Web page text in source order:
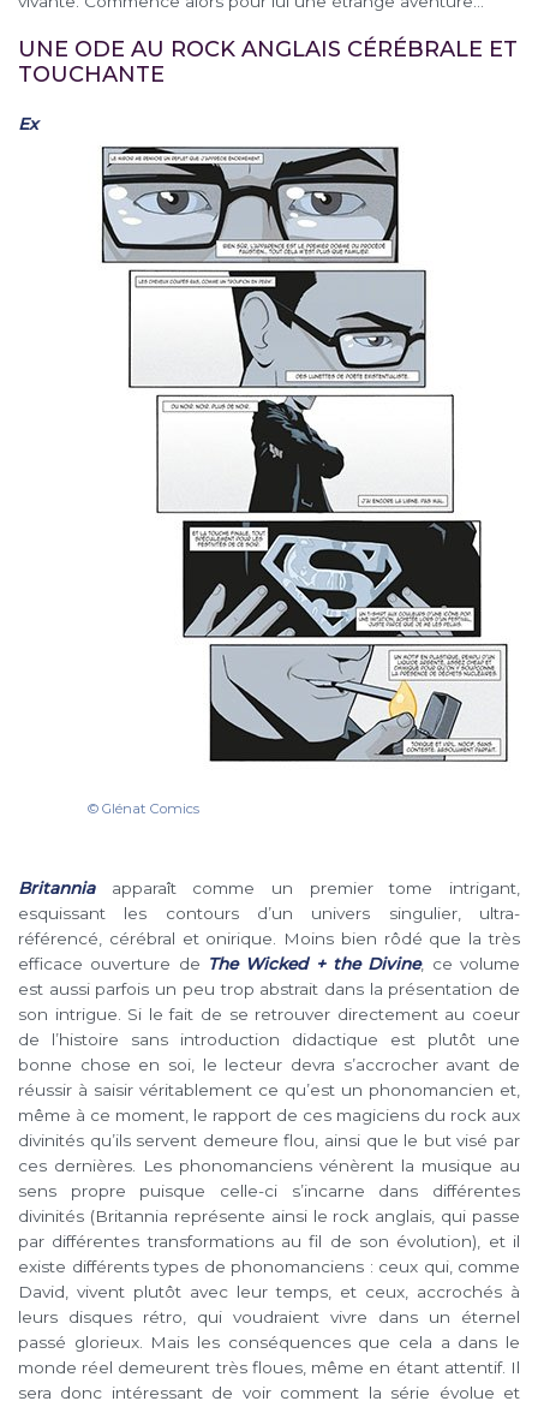
UNE ODE AU ROCK ANGLAIS CÉRÉBRALE ET
TOUCHANTE
© Glénat Comics
Ex
Britanniaapparaît comme un premier tome intrigant,
esquissant les contours d’un univers singulier, ultra-
référencé, cérébral et onirique. Moins bien rôdé que la très
efficace ouverture de The Wicked + the Divine, ce volume
est aussi parfois un peu trop abstrait dans la présentation de
son intrigue. Si le fait de se retrouver directement au coeur
de l’histoire sans introduction didactique est plutôt une
bonne chose en soi, le lecteur devra s’accrocher avant de
réussir à saisir véritablement ce qu’est un phonomancien et,
même à ce moment, le rapport de ces magiciens du rock aux
divinités qu’ils servent demeure flou, ainsi que le but visé par
ces dernières. Les phonomanciens vénèrent la musique au
sens propre puisque celle-ci s’incarne dans différentes
divinités (Britannia représente ainsi le rock anglais, qui passe
par différentes transformations au fil de son évolution), et il
existe différents types de phonomanciens : ceux qui, comme
David, vivent plutôt avec leur temps, et ceux, accrochés à
leurs disques rétro, qui voudraient vivre dans un éternel
passé glorieux. Mais les conséquences que cela a dans le
monde réel demeurent très floues, même en étant attentif. Il
sera donc intéressant de voir comment la série évolue et